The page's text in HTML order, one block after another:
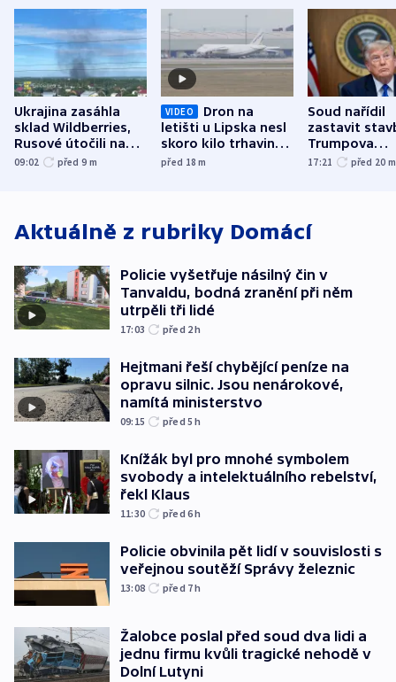
Ukrajina zasáhla
sklad Wildberries,
Rusové útočili na
trh, hasiče či
09:02 před 9 m
VIDEO
Dron na
letišti u Lipska nesl
skoro kilo trhaviny,
indicie ukazují na
před 18m
Soud nařídil
zastavit
Trumpova
tanečního
17:21 před 20 m
Aktuálně z rubriky Domácí
Policie vyšetřuje násilný čin v
Tanvaldu, bodná zranění při něm
utrpěli tři lidé
17:03 před 2h
Hejtmani řeší chybějící peníze na
opravu silnic. Jsou nenárokové,
namítá ministerstvo
09:15 před 5h
Knížák byl pro mnohé symbolem
svobody a intelektuálního rebelství,
řekl Klaus
11:30 před 6h
Policie obvinila pět lidí v souvislosti s
veřejnou soutěží Správy železnic
13:08 před 7h
Žalobce poslal před soud dva lidi a
jednu firmu kvůli tragické nehodě v
Dolní Lutyni